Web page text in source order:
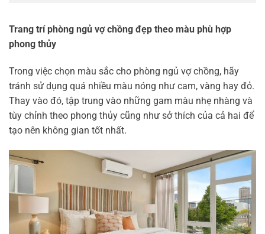
Trang trí phòng ngủ vợ chồng đẹp theo màu phù hợp
phong thủy
Trong việc chọn màu sắc cho phòng ngủ vợ chồng, hãy
tránh sử dụng quá nhiều màu nóng như cam, vàng hay đỏ.
Thay vào đó, tập trung vào những gam màu nhẹ nhàng và
tùy chỉnh theo phong thủy cũng như sở thích của cả hai để
tạo nên không gian tốt nhất.